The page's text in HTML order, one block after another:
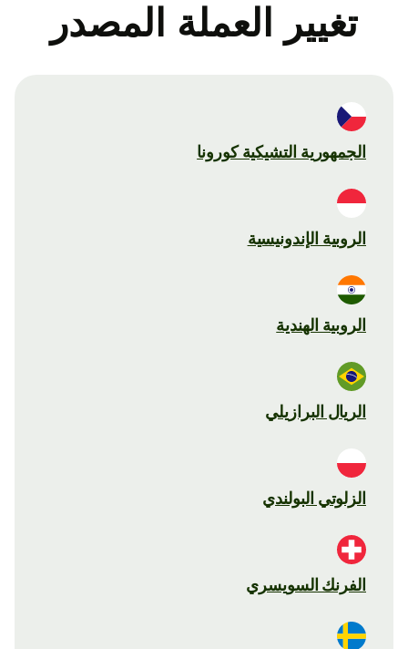
تغيير العملة المصدر
الجمهورية التشيكية كورونا
الروبية الإندونيسية
الروبية الهندية
الريال البرازيلي
الزلوتي البولندي
الفرنك السويسري